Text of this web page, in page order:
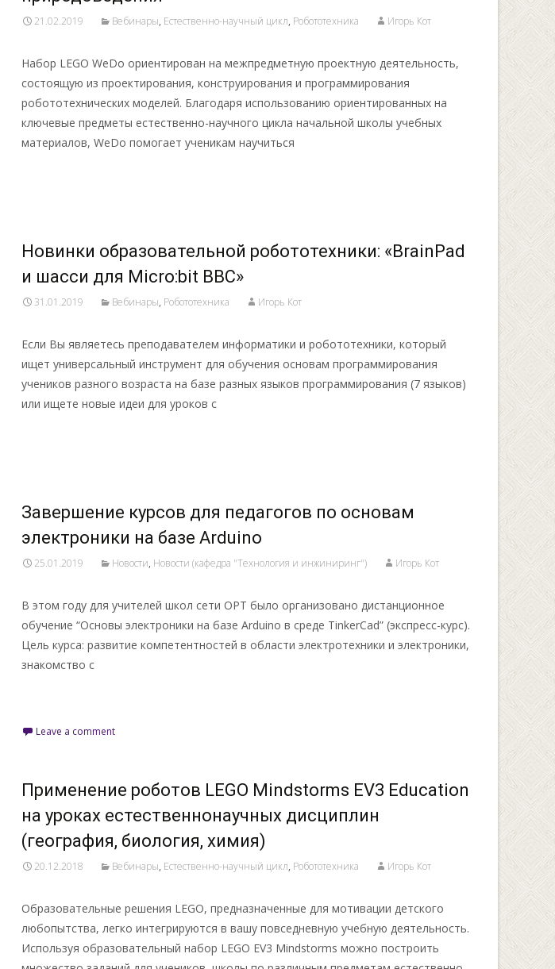
21.02.2019 Вебинары, Естественно-научный цикл, Робототехника Игорь Кот
Набор LEGO WeDo ориентирован на межпредметную проектную деятельность,
состоящую из проектирования, конструирования и программирования
робототехнических моделей. Благодаря использованию ориентированных на
ключевые предметы естественно-научного цикла начальной школы учебных
материалов, WeDo помогает ученикам научиться
Новинки образовательной робототехники: «BrainPad
и шасси для Micro:bit BBC»
31.01.2019 Вебинары, Робототехника Игорь Кот
Если Вы являетесь преподавателем информатики и робототехники, который
ищет универсальный инструмент для обучения основам программирования
учеников разного возраста на базе разных языков программирования (7 языков)
или ищете новые идеи для уроков с
Завершение курсов для педагогов по основам
электроники на базе Arduino
25.01.2019 Новости, Новости (кафедра "Технология и инжиниринг") Игорь Кот
В этом году для учителей школ сети ОРТ было организовано дистанционное
обучение “Основы электроники на базе Arduino в среде TinkerCad” (экспресс-курс).
Цель курса: развитие компетентностей в области электротехники и электроники,
знакомство с
Leave a comment
Применение роботов LEGO Mindstorms EV3 Education
на уроках естественнонаучных дисциплин
(география, биология, химия)
20.12.2018 Вебинары, Естественно-научный цикл, Робототехника Игорь Кот
Образовательные решения LEGO, предназначенные для мотивации детского
любопытства, легко интегрируются в вашу повседневную учебную деятельность.
Используя образовательный набор LEGO EV3 Mindstorms можно построить